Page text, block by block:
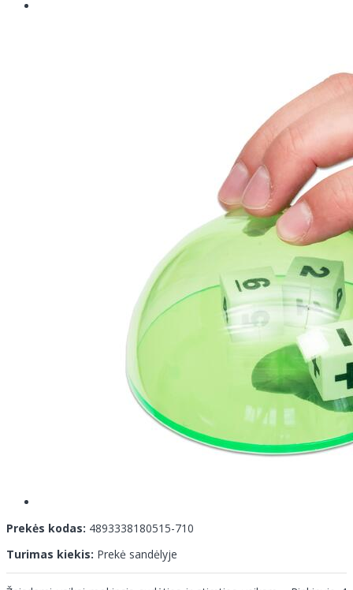
Prekės kodas: 4893338180515-710
Turimas kiekis: Prekė sandėlyje